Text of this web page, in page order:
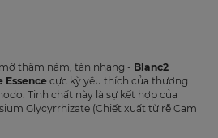
, mờ thâm nám, tàn nhang - Blanc2
Essence cực kỳ yêu thích của thương
Tinh chất này là sự kết hợp của
Glycyrrhizate (Chiết xuất từ rễ Cam